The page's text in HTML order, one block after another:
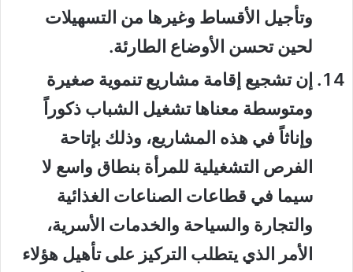
وتأجيل الأقساط وغيرها من التسهيلات
لحين تحسن الأوضاع الطارئة.
إن تشجيع إقامة مشاريع تنموية صغيرة
ومتوسطة معناها تشغيل الشباب ذكوراً
وإناثاً في هذه المشاريع، وذلك بإتاحة
الفرص التشغيلية للمرأة بنطاق واسع لا
سيما في قطاعات الصناعات الغذائية
والتجارة والسياحة والخدمات الأسرية،
الأمر الذي يتطلب التركيز على تأهيل هؤلاء